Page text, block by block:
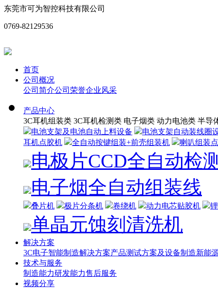
东莞市可为智控科技有限公司
0769-82129536
首页
公司概况
公司简介公司荣誉企业风采
产品中心
3C耳机组装类 3C耳机检测类 电子烟类 动力电池类 半导
电池支架及电池自动上料设备
电池支架自动装线圈
耳机点胶机
全自动按键组装+前壳组装机 喇叭组装
电极片CCD全自动检
电子烟全自动组装线
叠片机 极片分条机 卷绕机 动力电芯贴胶机
单晶元蚀刻清洗机
解决方案
3C电子智能制造解决方案产品测试方案及设备制造新能
技术与服务
制造能力研发能力售后服务
视频分享